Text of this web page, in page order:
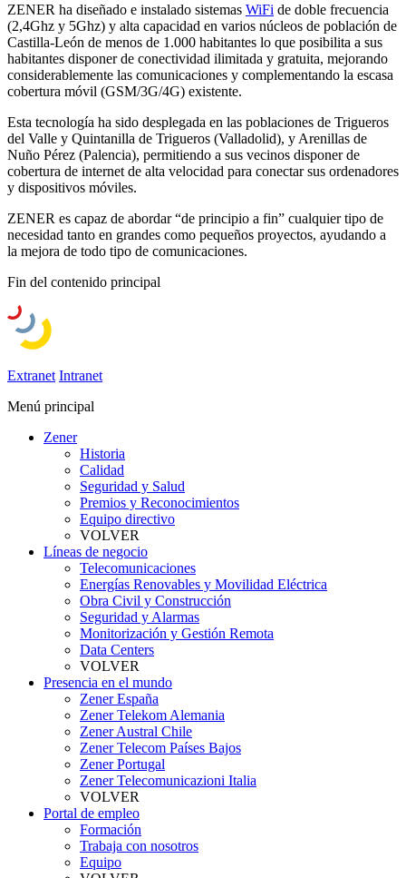
ZENER ha diseñado e instalado sistemas WiFi de doble frecuencia
(2,4Ghz y 5Ghz) y alta capacidad en varios núcleos de población de
Castilla-León de menos de 1.000 habitantes lo que posibilita a sus
habitantes disponer de conectividad ilimitada y gratuita, mejorando
considerablemente las comunicaciones y complementando la escasa
cobertura móvil (GSM/3G/4G) existente.
Esta tecnología ha sido desplegada en las poblaciones de Trigueros
del Valle y Quintanilla de Trigueros (Valladolid), y Arenillas de
Nuño Pérez (Palencia), permitiendo a sus vecinos disponer de
cobertura de internet de alta velocidad para conectar sus ordenadores
y dispositivos móviles.
ZENER es capaz de abordar “de principio a fin” cualquier tipo de
necesidad tanto en grandes como pequeños proyectos, ayudando a
la mejora de todo tipo de comunicaciones.
Fin del contenido principal
Extranet Intranet
Menú principal
Zener
Historia
Calidad
Seguridad y Salud
Premios y Reconocimientos
Equipo directivo
VOLVER
Líneas de negocio
Telecomunicaciones
Energías Renovables y Movilidad Eléctrica
Obra Civil y Construcción
Seguridad y Alarmas
Monitorización y Gestión Remota
Data Centers
VOLVER
Presencia en el mundo
Zener España
Zener Telekom Alemania
Zener Austral Chile
Zener Telecom Países Bajos
Zener Portugal
Zener Telecomunicazioni Italia
VOLVER
Portal de empleo
Formación
Trabaja con nosotros
Equipo